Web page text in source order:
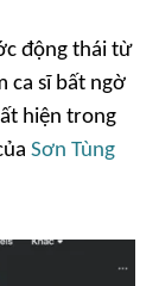
động thái từ
ca sĩ bất ngờ
hiện trong
Sơn Tùng